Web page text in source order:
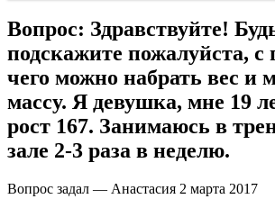
Вопрос: Здравствуйте!
подскажите пожалуйста,
чего можно набрать вес
массу. Я девушка, мне 19
рост 167. Занимаюсь в
зале 2-3 раза в неделю.
Вопрос задал — Анастасия 2 марта 2017